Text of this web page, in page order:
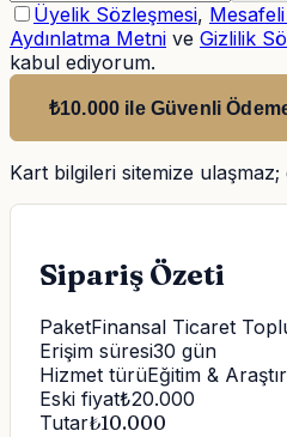
Üyelik Sözleşmesi,
Aydınlatma Metni ve Gizlilik
kabul ediyorum.
₺10.000 ile Güvenli
Kart bilgileri sitemize
Sipariş Özeti
PaketFinansal Ticaret
Erişim süresi30 gün
Hizmet türüEğitim &
Eski fiyat₺20.000
Tutar₺10.000